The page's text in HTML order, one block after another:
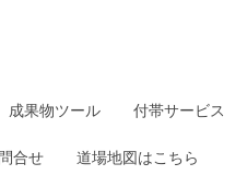
成果物ツール 付帯サービス
合せ 道場地図はこちら